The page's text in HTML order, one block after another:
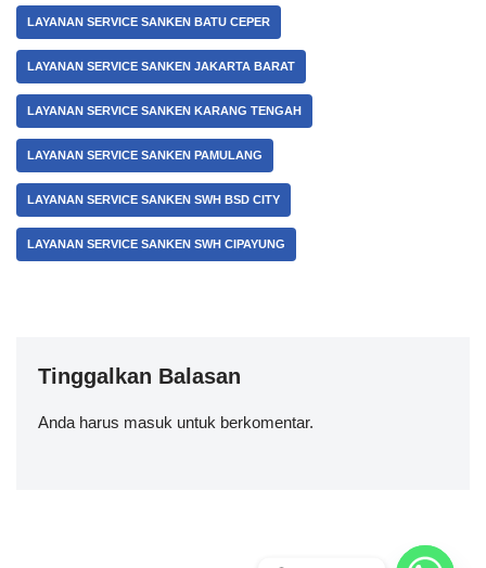
LAYANAN SERVICE SANKEN BATU CEPER
LAYANAN SERVICE SANKEN JAKARTA BARAT
LAYANAN SERVICE SANKEN KARANG TENGAH
LAYANAN SERVICE SANKEN PAMULANG
LAYANAN SERVICE SANKEN SWH BSD CITY
LAYANAN SERVICE SANKEN SWH CIPAYUNG
Tinggalkan Balasan
Anda harus masuk untuk berkomentar.